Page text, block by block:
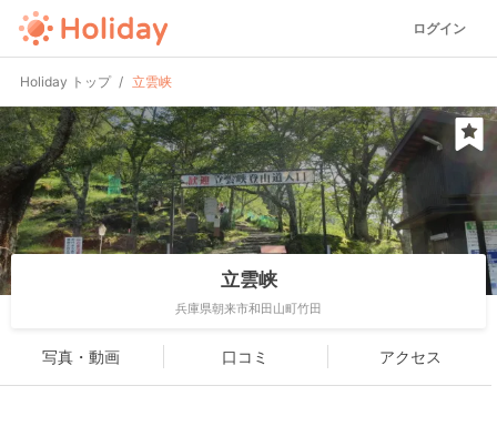
ログイン
Holiday トップ 立雲峡
立雲峡
兵庫県朝来市和田山町竹田
写真・動画 口コミ アクセス